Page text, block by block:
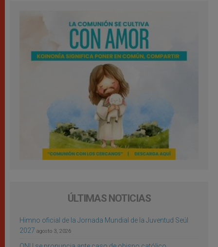
ÚLTIMAS NOTICIAS
Himno oficial de la Jornada Mundial de la Juventud Seúl
2027 agosto 3, 2026